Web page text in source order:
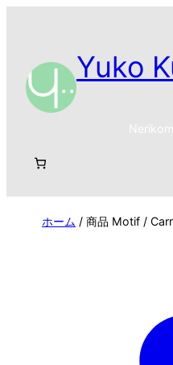
Yuko
ホーム / 商品 Motif /